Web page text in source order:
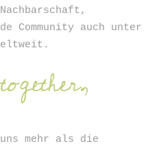
Community auch unter
mehr als die